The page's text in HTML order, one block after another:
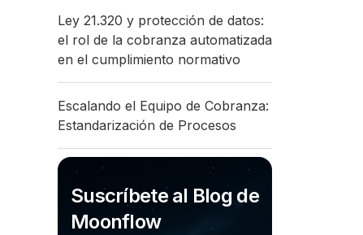
Ley 21.320 y protección de datos:
el rol de la cobranza automatizada
en el cumplimiento normativo
Escalando el Equipo de Cobranza:
Estandarización de Procesos
Suscríbete al Blog de
Moonflow